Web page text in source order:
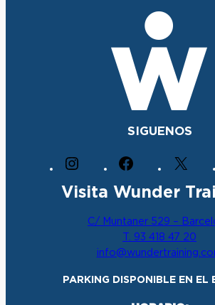
SIGUENOS
s
m
c
b
o
o
Visita Wunder
C/ Muntaner 529 –
T. 93 418 47 20
PARKING DISPONIBLE EN EL